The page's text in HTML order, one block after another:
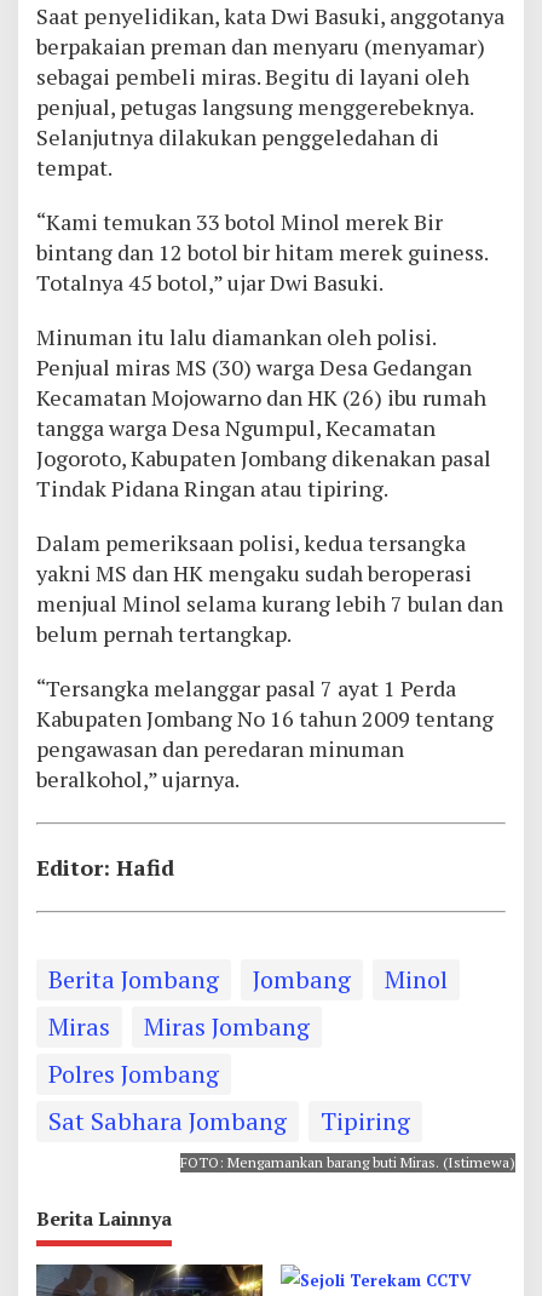
FOTO: Mengamankan barang buti Miras. (Istimewa)
Saat penyelidikan, kata Dwi Basuki, anggotanya
berpakaian preman dan menyaru (menyamar)
sebagai pembeli miras. Begitu di layani oleh
penjual, petugas langsung menggerebeknya.
Selanjutnya dilakukan penggeledahan di
tempat.
“Kami temukan 33 botol Minol merek Bir
bintang dan 12 botol bir hitam merek guiness.
Totalnya 45 botol,” ujar Dwi Basuki.
Minuman itu lalu diamankan oleh polisi.
Penjual miras MS (30) warga Desa Gedangan
Kecamatan Mojowarno dan HK (26) ibu rumah
tangga warga Desa Ngumpul, Kecamatan
Jogoroto, Kabupaten Jombang dikenakan pasal
Tindak Pidana Ringan atau tipiring.
Dalam pemeriksaan polisi, kedua tersangka
yakni MS dan HK mengaku sudah beroperasi
menjual Minol selama kurang lebih 7 bulan dan
belum pernah tertangkap.
“Tersangka melanggar pasal 7 ayat 1 Perda
Kabupaten Jombang No 16 tahun 2009 tentang
pengawasan dan peredaran minuman
beralkohol,” ujarnya.
Editor: Hafid
Berita Jombang Jombang
Minol
Miras
Miras Jombang
Polres Jombang
Sat Sabhara Jombang
Tipiring
Berita Lainnya